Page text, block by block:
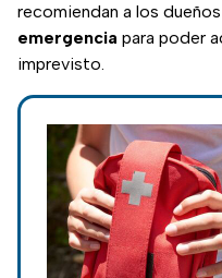
recomiendan a los dueños
emergencia para poder
imprevisto.